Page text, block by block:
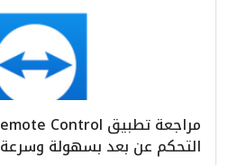
التحكم عن بعد بسهولة وسرعة